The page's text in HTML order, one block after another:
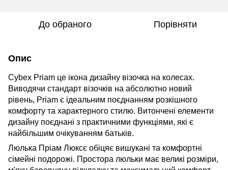
До обраного Порівняти
Опис
Cybex Priam це ікона дизайну візочка на колесах.
Виводячи стандарт візочків на абсолютно новий
рівень, Priam є ідеальним поєднанням розкішного
комфорту та характерного стилю. Витончені елементи
дизайну поєднані з практичними функціями, які є
найбільшим очікуванням батьків.
Люлька Пріам Люксє обіцяє вишукані та комфортні
сімейні подорожі. Простора люльки має великі розміри,